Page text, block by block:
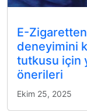
E-
deneyimini
tutkusu için
önerileri
Ekim 25, 2025